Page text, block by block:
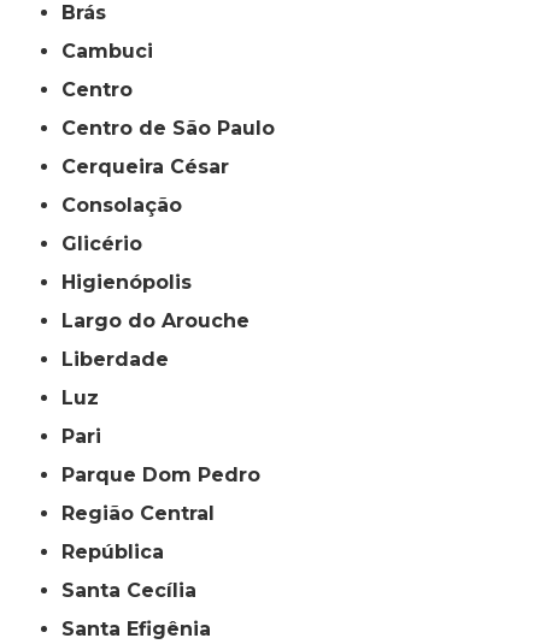
Brás
Cambuci
Centro
Centro de São Paulo
Cerqueira César
Consolação
Glicério
Higienópolis
Largo do Arouche
Liberdade
Luz
Pari
Parque Dom Pedro
Região Central
República
Santa Cecília
Santa Efigênia